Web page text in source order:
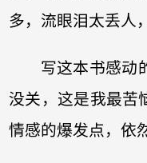
多，流眼泪太丢人
写这本书感动
没关，这是我最苦
情感的爆发点，依